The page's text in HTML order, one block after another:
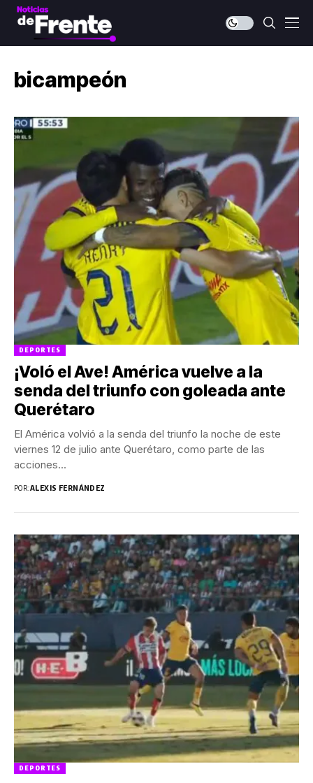
bicampeón
DEPORTES
¡Voló el Ave! América vuelve a la
senda del triunfo con goleada ante
Querétaro
El América volvió a la senda del triunfo la noche de este
viernes 12 de julio ante Querétaro, como parte de las
acciones...
POR:ALEXIS FERNÁNDEZ
DEPORTES